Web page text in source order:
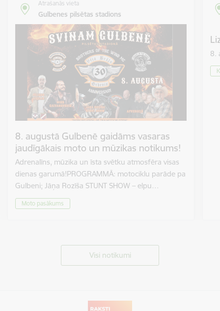
Atrašanās vieta
Gulbenes pilsētas stadions
8. augustā Gulbenē gaidāms vasaras
jaudīgākais moto un mūzikas notikums!
Adrenalīns, mūzika un īsta svētku atmosfēra visas
dienas garumā!PROGRAMMĀ: motociklu parāde pa
Gulbeni; Jāņa Rozīša STUNT SHOW – elpu…
Moto pasākums
8.
Visi notikumi